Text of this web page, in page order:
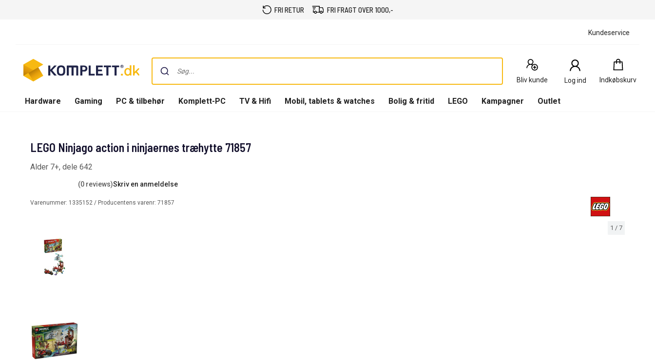
FRI RETUR FRI FRAGT OVER 1000,-
Kundeservice
Bliv kunde Log ind Indkøbskurv
Indkøbskurv
0
Produkter
Hardware Gaming PC & tilbehør Komplett-PC TV & Hifi Mobil, tablets & watches Bolig & fritid LEGO Kampagner Outlet
1 / 7
LEGO Ninjago action i ninjaernes træhytte 71857
Alder 7+, dele 642
(0 reviews)Skriv en anmeldelse
Varenummer: 1335152 / Producentens varenr: 71857